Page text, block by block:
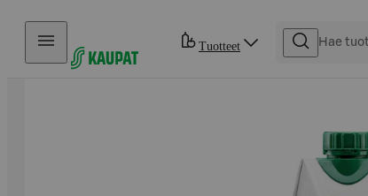
Hyppää sisältöön
Tuotteet